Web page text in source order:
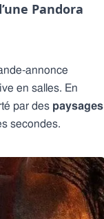
Pandora
annonce
en salles. En
par des paysages
secondes.